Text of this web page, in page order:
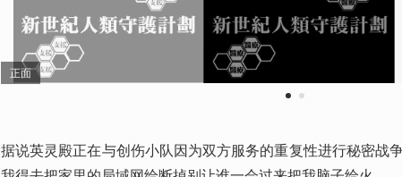
正面
1 2
据说英灵殿正在与创伤小队因为双方服务的重复性进行秘密战